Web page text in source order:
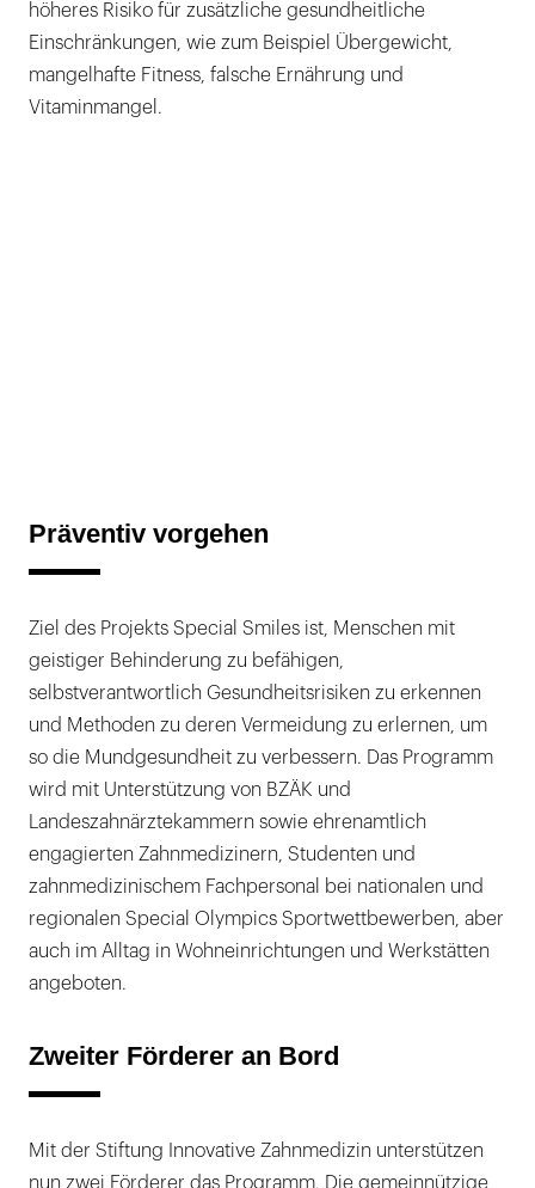
höheres Risiko für zusätzliche gesundheitliche
Einschränkungen, wie zum Beispiel Übergewicht,
mangelhafte Fitness, falsche Ernährung und
Vitaminmangel.
Präventiv vorgehen
Ziel des Projekts Special Smiles ist, Menschen mit
geistiger Behinderung zu befähigen,
selbstverantwortlich Gesundheitsrisiken zu erkennen
und Methoden zu deren Vermeidung zu erlernen, um
so die Mundgesundheit zu verbessern. Das Programm
wird mit Unterstützung von BZÄK und
Landeszahnärztekammern sowie ehrenamtlich
engagierten Zahnmedizinern, Studenten und
zahnmedizinischem Fachpersonal bei nationalen und
regionalen Special Olympics Sportwettbewerben, aber
auch im Alltag in Wohneinrichtungen und Werkstätten
angeboten.
Zweiter Förderer an Bord
Mit der Stiftung Innovative Zahnmedizin unterstützen
nun zwei Förderer das Programm. Die gemeinnützige